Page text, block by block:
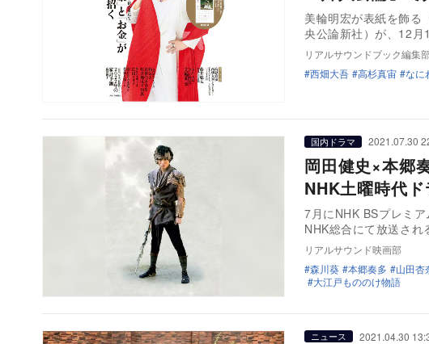
美輪明宏が表紙を飾
央公論新社）が、12
リアルサウンドブック編集
西畑大吾
高杉真宙 なに
国内ドラマ 2021.07.30
岡田健史×本郷
NHK土曜時代
7月にNHK BSプレミ
NHK総合にて放送さ
リアルサウンド映画部
森川葵
本郷奏多 山田杏
大江戸もののけ物語
ニュース 2021.04.30